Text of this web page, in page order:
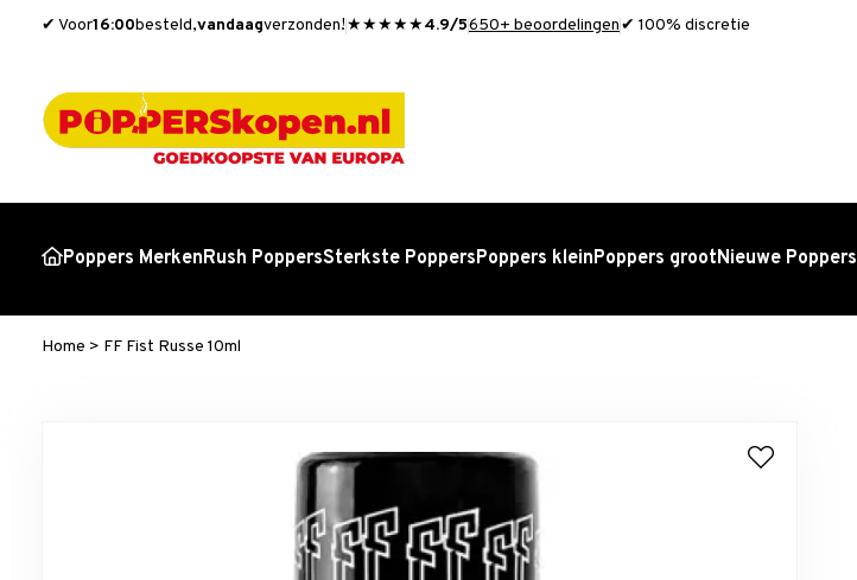
✔ Voor16:00besteld,vandaagverzonden!★★★★★4.9/5650+ beoordelingen✔ 100% discretie
Poppers MerkenRush PoppersSterkste PoppersPoppers kleinPoppers grootNieuwe Poppers
Home > FF Fist Russe 10ml